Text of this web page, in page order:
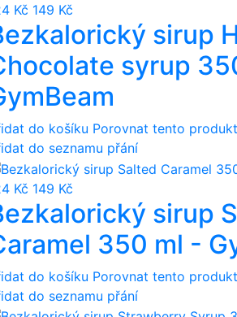
Kč 149 Kč
sirup
syrup
do košíku Porovnat tento produkt
do seznamu přání
Kč 149 Kč
sirup
350 ml -
do košíku Porovnat tento produkt
do seznamu přání